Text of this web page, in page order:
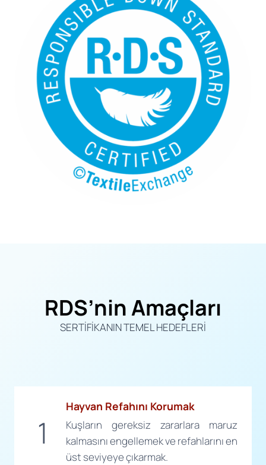
RDS’nin Amaçları
SERTİFİKANIN TEMEL HEDEFLERI
1
Hayvan Refahını Korumak
Kuşların gereksiz zararlara maruz
kalmasını engellemek ve refahlarını en
üst seviyeye çıkarmak.